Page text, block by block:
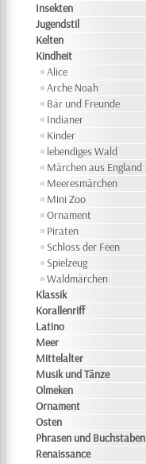
Insekten
Jugendstil
Kelten
Kindheit
Alice
Arche Noah
Bär und Freunde
Indianer
Kinder
lebendiges Wald
Märchen aus England
Meeresmärchen
Mini Zoo
Ornament
Piraten
Schloss der Feen
Spielzeug
Waldmärchen
Klassik
Korallenriff
Latino
Meer
Mittelalter
Musik und Tänze
Olmeken
Ornament
Osten
Phrasen und Buchstaben
Renaissance